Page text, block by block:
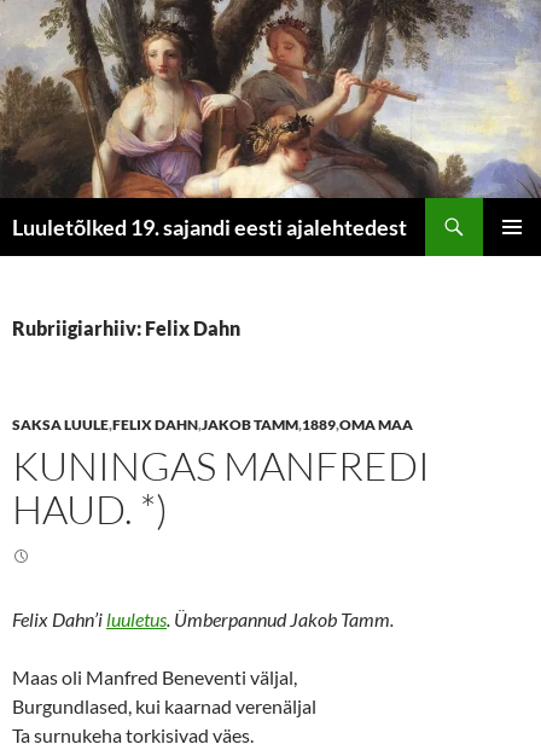
Luuletõlked 19. sajandi eesti ajalehtedest
Rubriigiarhiiv: Felix Dahn
SAKSA LUULE,FELIX DAHN,JAKOB TAMM,1889,OMA MAA
KUNINGAS MANFREDI
HAUD. *)
Felix Dahn’iluuletus. Ümberpannud Jakob Tamm.
Maas oli Manfred Beneventi väljal,
Burgundlased, kui kaarnad verenäljal
Ta surnukeha torkisivad väes.